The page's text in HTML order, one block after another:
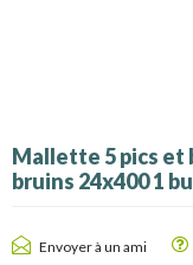
Mallette 5 pics et
bruins 24x400 1
Envoyer à un ami